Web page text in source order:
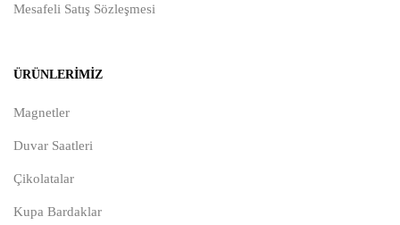
Mesafeli Satış Sözleşmesi
ÜRÜNLERIMIZ
Magnetler
Duvar Saatleri
Çikolatalar
Kupa Bardaklar